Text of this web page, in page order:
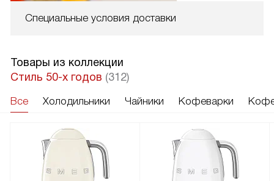
Специальные условия доставки
Товары из коллекции
Стиль 50-х годов (312)
Все Холодильники Чайники Кофеварки